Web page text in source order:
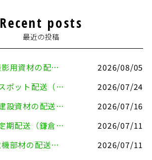
Recent posts
最近の投稿
2026年8月5日撮影用資材の配送（鎌倉市⇒港区）
2026/08/05
2026年7月20日スポット配送（横浜市金沢区⇒愛知県豊川市）
2026/07/24
2026年7月15日建設資材の配送（横浜市金沢区⇒横須賀市）
2026/07/16
2026年7月10日定期配送（鎌倉市⇔大田区）
2026/07/11
2026年7月9日電機部材の配送（横浜市戸塚区⇒品川区）
2026/07/11